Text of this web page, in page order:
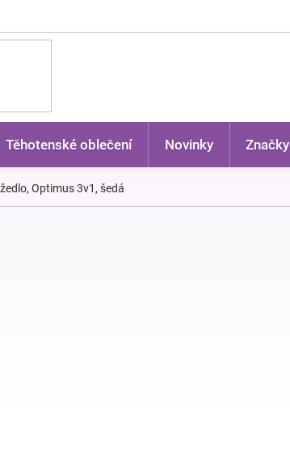
Těhotenské oblečení Novinky Značky
Optimus 3v1, šedá